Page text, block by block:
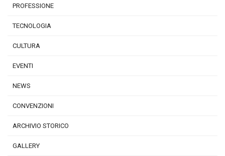
PROFESSIONE
TECNOLOGIA
CULTURA
EVENTI
NEWS
CONVENZIONI
ARCHIVIO STORICO
GALLERY